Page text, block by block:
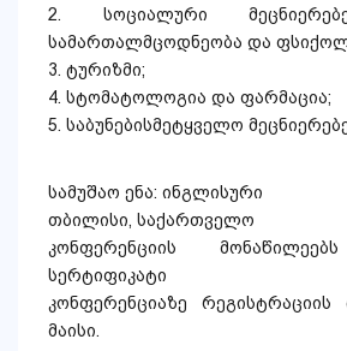
2. სოციალური
სამართალმცოდნეობა და
3. ტურიზმი;
4. სტომატოლოგია და ფარმაცია;
5. საბუნებისმეტყველო
სამუშაო ენა: ინგლისური
თბილისი, საქართველო
კონფერენციის
სერტიფიკატი
კონფერენციაზე
მაისი.